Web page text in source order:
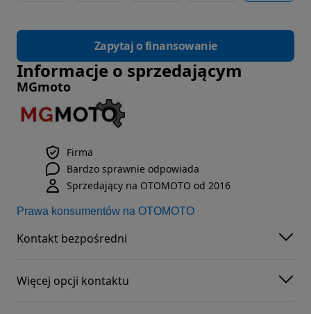
Zapytaj o finansowanie
Informacje o sprzedającym
MGmoto
Firma
Bardzo sprawnie odpowiada
Sprzedający na OTOMOTO od 2016
Prawa konsumentów na OTOMOTO
Kontakt bezpośredni
Więcej opcji kontaktu